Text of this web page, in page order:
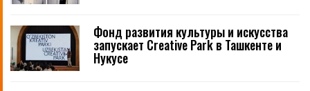
Фонд развития культуры и искусства
запускает Creative Park в Ташкенте и
Нукусе